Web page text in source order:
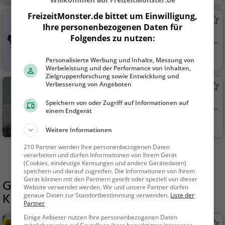
Bergfried Bruchsal
Aussichtsturm in Bruchsal
Bruchsal
Aussichtspunkt, F
amilie & Kinder, Natu
r
Öffentliches Bücherregal Östringen
(Jugendtreff Östringen)
Öffentliches Bücherregal in Östringen
Mehr Aktivitäten in Ubstadt-Weiher finden
Gaststätten in der Nähe von
Kegelbahn Ubstadt-Weiher
FreizeitMonster.de bittet um Einwilligung,
Ihre personenbezogenen Daten für
Folgendes zu nutzen:
Personalisierte Werbung und Inhalte, Messung von
Werbeleistung und der Performance von Inhalten,
Zielgruppenforschung sowie Entwicklung und
Verbesserung von Angeboten
Speichern von oder Zugriff auf Informationen auf
einem Endgerät
Weitere Informationen
210 Partner werden Ihre personenbezogenen Daten
verarbeiten und dürfen Informationen von Ihrem Gerät
(Cookies, eindeutige Kennungen und andere Gerätedaten)
speichern und darauf zugreifen. Die Informationen von Ihrem
Gerät können mit den Partnern geteilt oder speziell von dieser
Website verwendet werden. Wir und unsere Partner dürfen
genaue Daten zur Standortbestimmung verwenden. Liste der
Partner
Einige Anbieter nutzen Ihre personenbezogenen Daten